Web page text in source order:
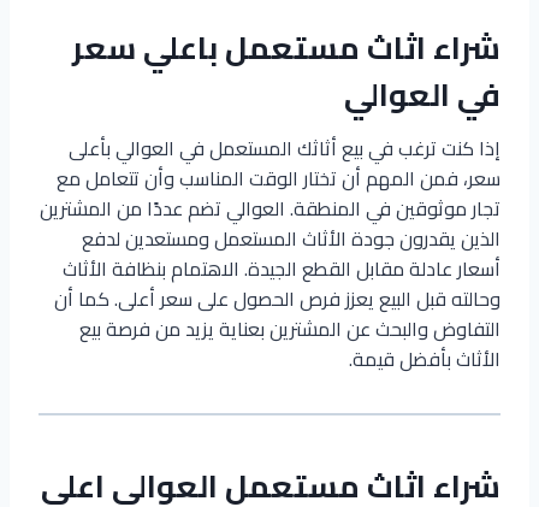
شراء اثاث مستعمل باعلي سعر
في العوالي
إذا كنت ترغب في بيع أثاثك المستعمل في العوالي بأعلى
سعر، فمن المهم أن تختار الوقت المناسب وأن تتعامل مع
تجار موثوقين في المنطقة. العوالي تضم عددًا من المشترين
الذين يقدرون جودة الأثاث المستعمل ومستعدين لدفع
أسعار عادلة مقابل القطع الجيدة. الاهتمام بنظافة الأثاث
وحالته قبل البيع يعزز فرص الحصول على سعر أعلى. كما أن
التفاوض والبحث عن المشترين بعناية يزيد من فرصة بيع
الأثاث بأفضل قيمة.
شراء اثاث مستعمل العوالي اعلي